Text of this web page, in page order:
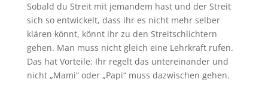
Sobald du Streit mit jemandem hast und der Streit
sich so entwickelt, dass ihr es nicht mehr selber
klären könnt, könnt ihr zu den Streitschlichtern
gehen. Man muss nicht gleich eine Lehrkraft rufen.
Das hat Vorteile: Ihr regelt das untereinander und
nicht „Mami“ oder „Papi“ muss dazwischen gehen.